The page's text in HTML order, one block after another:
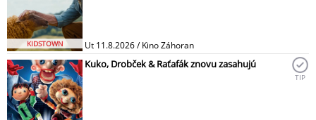
KIDSTOWN Ut 11.8.2026 / Kino Záhoran
Kuko, Drobček & Raťafák znovu zasahujú
TIP